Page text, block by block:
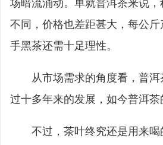
场暗流涌动。单就普洱茶来说
不同，价格也差距甚大，每公
手黑茶还需十足理性。
从市场需求的角度看，普洱
过十多年来的发展，如今普洱
不过，茶叶终究还是用来喝